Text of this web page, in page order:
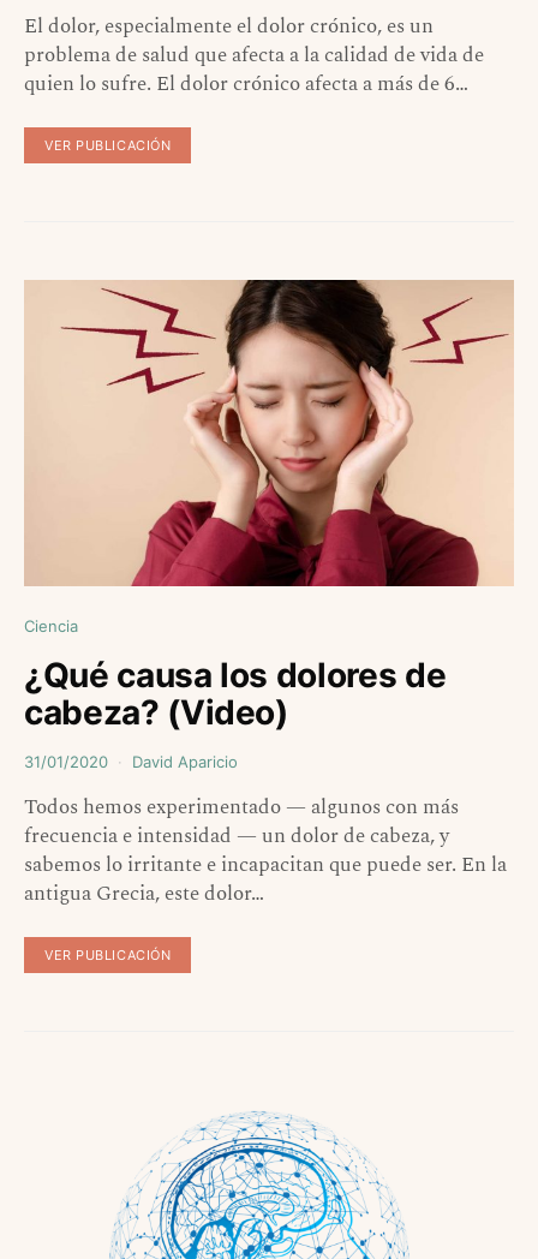
El dolor, especialmente el dolor crónico, es un
problema de salud que afecta a la calidad de vida de
quien lo sufre. El dolor crónico afecta a más de 6…
VER PUBLICACIÓN
Ciencia
¿Qué causa los dolores de
cabeza? (Video)
31/01/2020 David Aparicio
Todos hemos experimentado — algunos con más
frecuencia e intensidad — un dolor de cabeza, y
sabemos lo irritante e incapacitan que puede ser. En la
antigua Grecia, este dolor…
VER PUBLICACIÓN